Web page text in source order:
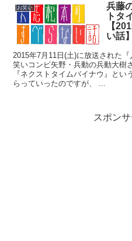
お笑い
兵藤
トタ
【
い話
2015年7月11日(土)に放送された
笑いコンビ矢野・兵動の兵動大樹
『ネクストタイムバイナウ』と
らっていったのですが、 ...
スポン